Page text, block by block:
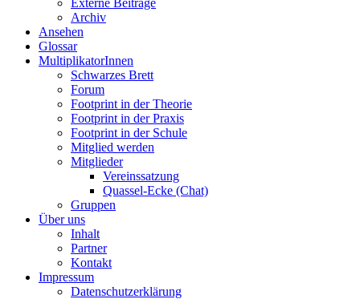
Archiv
Ansehen
Glossar
MultiplikatorInnen
Schwarzes Brett
Forum
Footprint in der Theorie
Footprint in der Praxis
Footprint in der Schule
Mitglied werden
Mitglieder
Vereinssatzung
Quassel-Ecke (Chat)
Gruppen
Über uns
Inhalt
Partner
Kontakt
Impressum
Datenschutzerklärung